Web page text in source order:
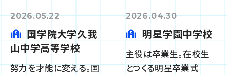
2026.05.22
国学院大学久我
山中学高等学校
努力を才能に変える。国
2026.04.30
明星学園中学校
主役は卒業生。在校生
とつくる明星卒業式